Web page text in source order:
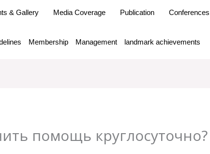
& Gallery Media Coverage Publication Conferences
Membership Management landmark achievements
помощь круглосуточно?